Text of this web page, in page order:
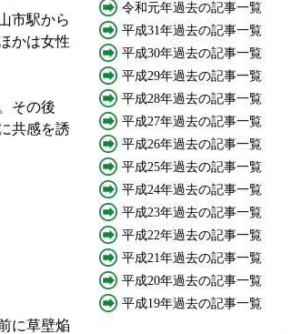
市駅から
かは女性
その後
共感を誘
に草壁焔
令和元年過去の記事一覧
平成31年過去の記事一覧
平成30年過去の記事一覧
平成29年過去の記事一覧
平成28年過去の記事一覧
平成27年過去の記事一覧
平成26年過去の記事一覧
平成25年過去の記事一覧
平成24年過去の記事一覧
平成23年過去の記事一覧
平成22年過去の記事一覧
平成21年過去の記事一覧
平成20年過去の記事一覧
平成19年過去の記事一覧